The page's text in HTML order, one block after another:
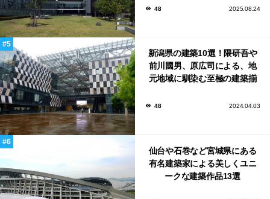
48 2025.08.24
新潟県の建築10選！隈研吾や
前川國男、原広司による、地
元地域に馴染む至極の建築揃
48 2024.04.03
仙台や石巻など宮城県にある
有名建築家による美しくユニ
ークな建築作品13選